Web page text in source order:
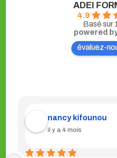
ADEI
4.9
Basé sur
powered
évaluez-
Bernadette BENE
il y a 4 mois